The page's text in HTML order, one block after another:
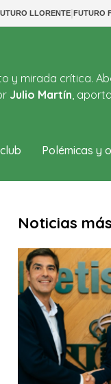
LLORENTE|FUTURO
y mirada crítica.
Julio Martín,
Polémicas y
Noticias